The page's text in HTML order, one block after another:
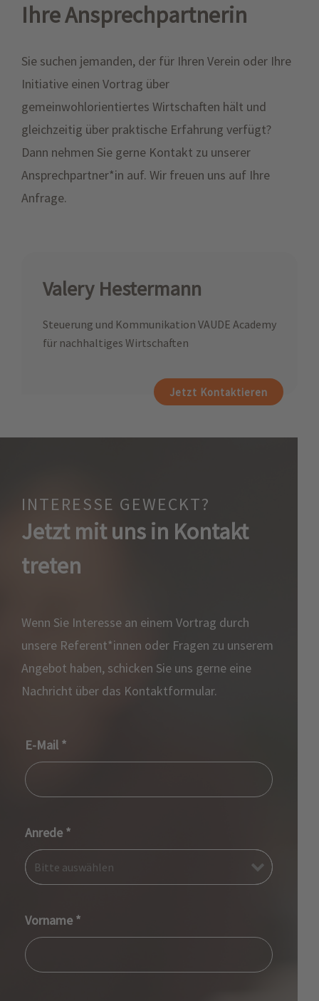
Ihre Ansprechpartnerin
Sie suchen jemanden, der für Ihren Verein oder Ihre
Initiative einen Vortrag über
gemeinwohlorientiertes Wirtschaften hält und
gleichzeitig über praktische Erfahrung verfügt?
Dann nehmen Sie gerne Kontakt zu unserer
Ansprechpartner*in auf. Wir freuen uns auf Ihre
Anfrage.
Valery Hestermann
Steuerung und Kommunikation VAUDE Academy
für nachhaltiges Wirtschaften
Jetzt Kontaktieren
INTERESSE GEWECKT?
Jetzt mit uns in Kontakt
treten
Wenn Sie Interesse an einem Vortrag durch
unsere Referent*innen oder Fragen zu unserem
Angebot haben, schicken Sie uns gerne eine
Nachricht über das Kontaktformular.
E-Mail *
Anrede *
Vorname *